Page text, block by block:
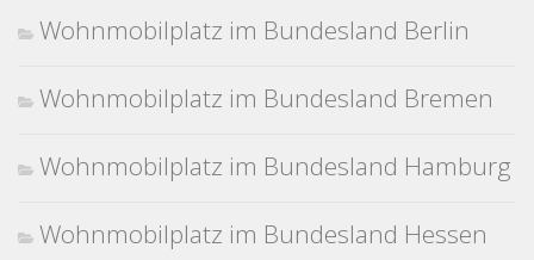
Wohnmobilplatz im Bundesland Berlin
Wohnmobilplatz im Bundesland Bremen
Wohnmobilplatz im Bundesland Hamburg
Wohnmobilplatz im Bundesland Hessen